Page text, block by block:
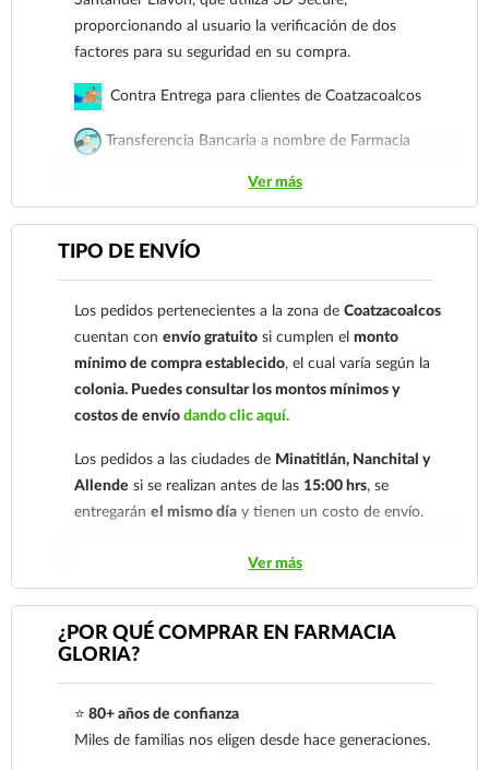
Ver más
proporcionando al usuario la verificación de dos
factores para su seguridad en su compra.
Contra Entrega para clientes de Coatzacoalcos
Transferencia Bancaria a nombre de Farmacia
cuenta: Clave: 014854655008143954
Para esta forma de pago el cliente deberá enviar su
comprobante de pago a al siguiente correo
nuestro
921 261 8491
Ver más
TIPO DE ENVÍO
Los pedidos pertenecientes a la zona deCoatzacoalcos
cuentan conenvío gratuito si cumplen elmonto
mínimo de compra establecido, el cual varía según la
colonia. Puedes consultar los montos mínimos y
costos de envíodando clic aquí.
Los pedidos a las ciudades de Minatitlán, Nanchital y
Allende si se realizan antes de las 15:00 hrs, se
entregaránel mismo día y tienen un costo de envío.
Los pedidos de otras localidades se envían mediante
.Sólo hacemos envíos en el territorio
nacional.
económica.En la tarifa nacional al día siguiente, los
pedidos deben realizarseantes de las 14:00 hrs.El
Ver más
¿POR QUÉ COMPRAR EN FARMACIA
GLORIA?
⭐ 80+ años de confianza
Miles de familias nos eligen desde hace generaciones.